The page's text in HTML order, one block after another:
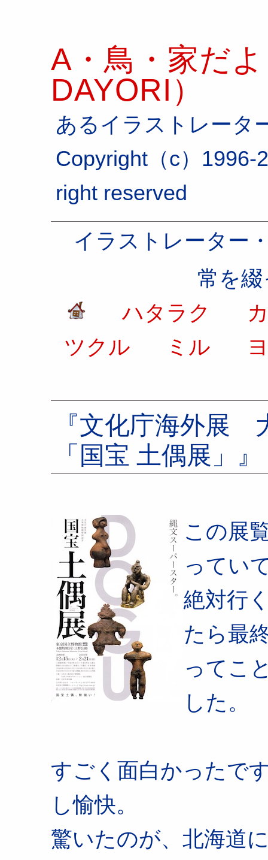
A・鳥・家だ
DAYORI）
あるイラストレータ
Copyright（c）
right reserved
イラストレーター
常を
ハタラク
ツクル
ミル
『文化庁海外展
「国宝 土偶展」
この展
ってい
絶対行
たら最
ってこ
した。
すごく面白かったで
し愉快。
驚いたのが、北海道